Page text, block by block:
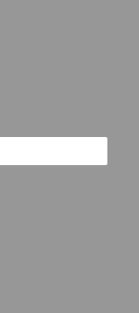
nieuw venster))